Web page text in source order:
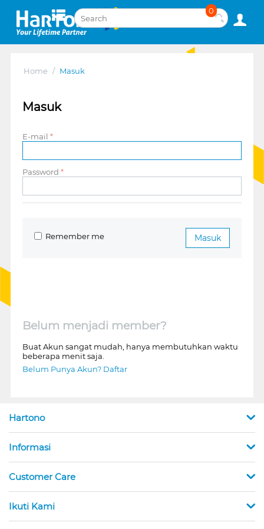
0
Home / Masuk
Masuk
E-mail
Password
Masuk
Remember me
Belum menjadi member?
Buat Akun sangat mudah, hanya membutuhkan waktu
beberapa menit saja.
Belum Punya Akun? Daftar
Hartono
Informasi
Customer Care
Ikuti Kami